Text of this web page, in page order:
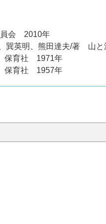
員会 2010年
巽英明、熊田達夫/著 山
保育社 1971年
保育社 1957年